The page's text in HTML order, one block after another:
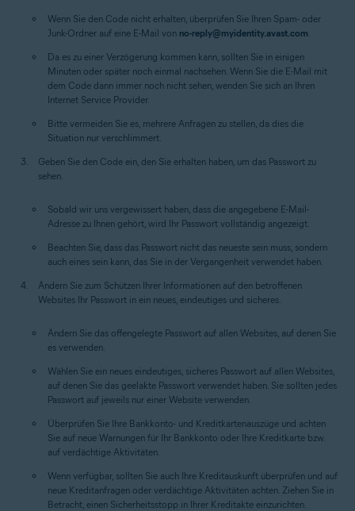
Wenn Sie den Code nicht erhalten, überprüfen Sie Ihren Spam- oder
Junk-Ordner auf eine E-Mail von no-reply@myidentity.avast.com.
Da es zu einer Verzögerung kommen kann, sollten Sie in einigen
Minuten oder später noch einmal nachsehen. Wenn Sie die E-Mail mit
dem Code dann immer noch nicht sehen, wenden Sie sich an Ihren
Internet Service Provider.
Bitte vermeiden Sie es, mehrere Anfragen zu stellen, da dies die
Situation nur verschlimmert.
Geben Sie den Code ein, den Sie erhalten haben, um das Passwort zu
sehen.
Sobald wir uns vergewissert haben, dass die angegebene E-Mail-
Adresse zu Ihnen gehört, wird Ihr Passwort vollständig angezeigt.
Beachten Sie, dass das Passwort nicht das neueste sein muss, sondern
auch eines sein kann, das Sie in der Vergangenheit verwendet haben.
Ändern Sie zum Schützen Ihrer Informationen auf den betroffenen
Websites Ihr Passwort in ein neues, eindeutiges und sicheres.
Ändern Sie das offengelegte Passwort auf allen Websites, auf denen Sie
es verwenden.
Wählen Sie ein neues eindeutiges, sicheres Passwort auf allen Websites,
auf denen Sie das geelakte Passwort verwendet haben. Sie sollten jedes
Passwort auf jeweils nur einer Website verwenden.
Überprüfen Sie Ihre Bankkonto- und Kreditkartenauszüge und achten
Sie auf neue Warnungen für Ihr Bankkonto oder Ihre Kreditkarte bzw.
auf verdächtige Aktivitäten.
Wenn verfügbar, sollten Sie auch Ihre Kreditauskunft überprüfen und auf
neue Kreditanfragen oder verdächtige Aktivitäten achten. Ziehen Sie in
Betracht, einen Sicherheitsstopp in Ihrer Kreditakte einzurichten.